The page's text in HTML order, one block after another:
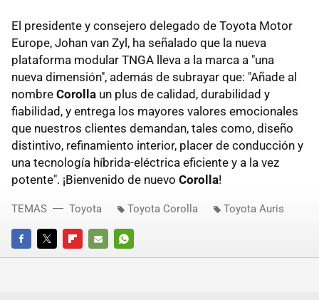
El presidente y consejero delegado de Toyota Motor
Europe, Johan van Zyl, ha señalado que la nueva
plataforma modular TNGA lleva a la marca a "una
nueva dimensión", además de subrayar que: "Añade al
nombre Corolla un plus de calidad, durabilidad y
fiabilidad, y entrega los mayores valores emocionales
que nuestros clientes demandan, tales como, diseño
distintivo, refinamiento interior, placer de conducción y
una tecnología híbrida-eléctrica eficiente y a la vez
potente". ¡Bienvenido de nuevo Corolla!
FACEBOOKTWITTERFLIPBOARD
E-
WHATSAPP
TEMAS Toyota Toyota Corolla Toyota Auris